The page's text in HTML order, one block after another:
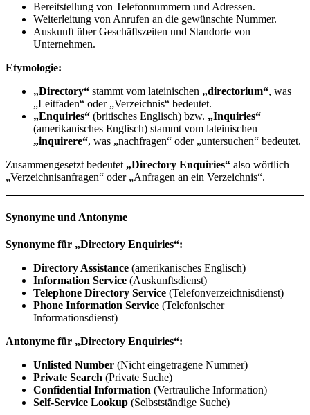
Bereitstellung von Telefonnummern und Adressen.
Weiterleitung von Anrufen an die gewünschte Nummer.
Auskunft über Geschäftszeiten und Standorte von
Unternehmen.
Etymologie:
„Directory“ stammt vom lateinischen „directorium“, was
„Leitfaden“ oder „Verzeichnis“ bedeutet.
„Enquiries“ (britisches Englisch) bzw. „Inquiries“
(amerikanisches Englisch) stammt vom lateinischen
„inquirere“, was „nachfragen“ oder „untersuchen“ bedeutet.
Zusammengesetzt bedeutet „Directory Enquiries“ also wörtlich
„Verzeichnisanfragen“ oder „Anfragen an ein Verzeichnis“.
Synonyme und Antonyme
Synonyme für „Directory Enquiries“:
Directory Assistance (amerikanisches Englisch)
Information Service (Auskunftsdienst)
Telephone Directory Service (Telefonverzeichnisdienst)
Phone Information Service (Telefonischer
Informationsdienst)
Antonyme für „Directory Enquiries“:
Unlisted Number (Nicht eingetragene Nummer)
Private Search (Private Suche)
Confidential Information (Vertrauliche Information)
Self-Service Lookup (Selbstständige Suche)